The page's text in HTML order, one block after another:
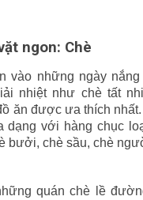
ngon: Chè
vào những ngày nắng
nhiệt như chè tất
ăn được ưa thích
dạng với hàng chục
bưởi, chè sầu, chè
quán chè lề